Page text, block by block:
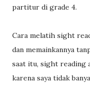
partitur di grade 4.
Cara melatih sight
dan memainkannya
saat itu, sight reading
karena saya tidak